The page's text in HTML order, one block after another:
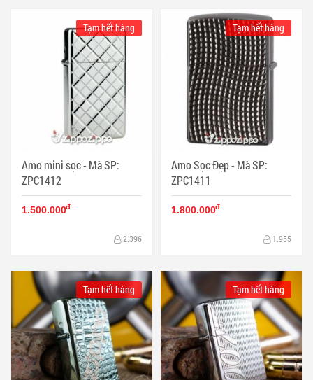
Amo mini sọc - Mã SP:
ZPC1412
Tạm hết hàng
1.500.000đ
2.396
Amo Sọc Đẹp - Mã SP:
ZPC1411
Tạm hết hàng
1.800.000đ
1.955
Tạm hết hàng Tạm hết hàng